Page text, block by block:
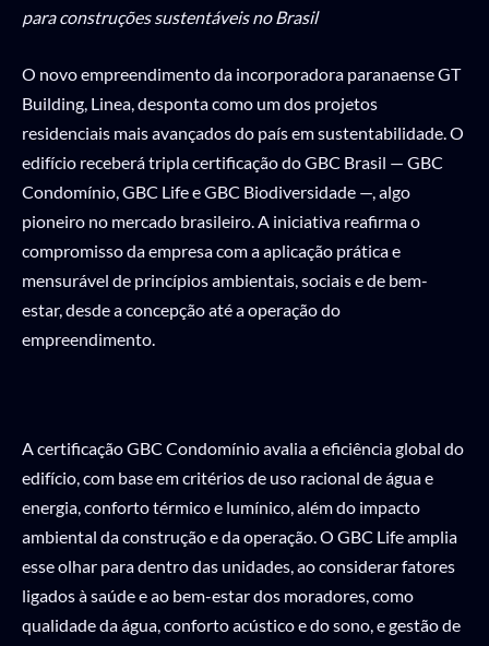
para construções sustentáveis no Brasil
O novo empreendimento da incorporadora paranaense GT
Building, Linea, desponta como um dos projetos
residenciais mais avançados do país em sustentabilidade. O
edifício receberá tripla certificação do GBC Brasil — GBC
Condomínio, GBC Life e GBC Biodiversidade —, algo
pioneiro no mercado brasileiro. A iniciativa reafirma o
compromisso da empresa com a aplicação prática e
mensurável de princípios ambientais, sociais e de bem-
estar, desde a concepção até a operação do
empreendimento.
A certificação GBC Condomínio avalia a eficiência global do
edifício, com base em critérios de uso racional de água e
energia, conforto térmico e lumínico, além do impacto
ambiental da construção e da operação. O GBC Life amplia
esse olhar para dentro das unidades, ao considerar fatores
ligados à saúde e ao bem-estar dos moradores, como
qualidade da água, conforto acústico e do sono, e gestão de